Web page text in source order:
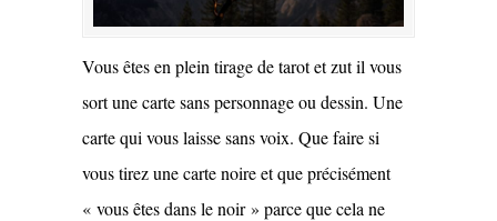
Vous êtes en plein tirage de tarot et zut il vous
sort une carte sans personnage ou dessin. Une
carte qui vous laisse sans voix. Que faire si
vous tirez une carte noire et que précisément
« vous êtes dans le noir » parce que cela ne